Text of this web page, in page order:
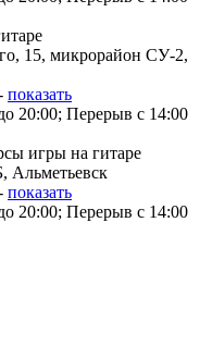
15, микрорайон СУ-2,
показать
20:00; Перерыв с 14:00
игры на гитаре
Альметьевск
показать
20:00; Перерыв с 14:00